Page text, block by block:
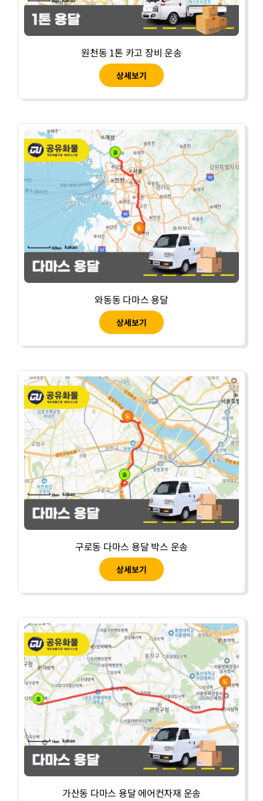
원천동 1톤 카고 장비 운송
상세보기
와동동 다마스 용달
상세보기
구로동 다마스 용달 박스 운송
상세보기
가산동 다마스 용달 에어컨자재 운송